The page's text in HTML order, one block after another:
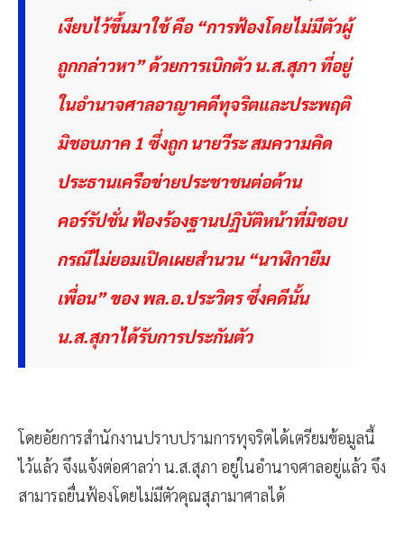
เงียบไว้ขึ้นมาใช้ คือ “การฟ้องโดยไม่มีตัวผู้
ถูกกล่าวหา” ด้วยการเบิกตัว น.ส.สุภา ที่อยู่
ในอำนาจศาลอาญาคดีทุจริตและประพฤติ
มิชอบภาค 1 ซึ่งถูก นายวีระ สมความคิด
ประธานเครือข่ายประชาชนต่อต้าน
คอร์รัปชั่น ฟ้องร้องฐานปฏิบัติหน้าที่มิชอบ
กรณีไม่ยอมเปิดเผยสำนวน “นาฬิกายืม
เพื่อน” ของ พล.อ.ประวิตร ซึ่งคดีนั้น
น.ส.สุภาได้รับการประกันตัว
โดยอัยการสำนักงานปราบปรามการทุจริตได้เตรียมข้อมูลนี้
ไว้แล้ว จึงแจ้งต่อศาลว่า น.ส.สุภา อยู่ในอำนาจศาลอยู่แล้ว จึง
สามารถยื่นฟ้องโดยไม่มีตัวคุณสุภามาศาลได้